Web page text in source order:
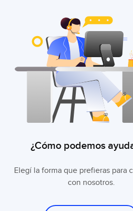
¿Cómo podemos
Elegí la forma que prefieras para
con nosotros.